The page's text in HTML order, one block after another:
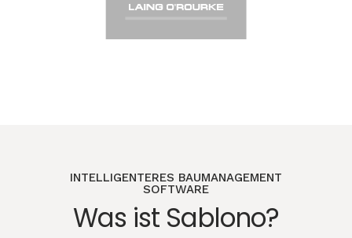
INTELLIGENTERES BAUMANAGEMENT
SOFTWARE
Was ist Sablono?